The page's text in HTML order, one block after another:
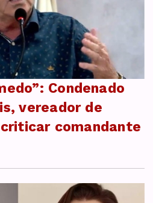
Condenado
vereador de
comandante